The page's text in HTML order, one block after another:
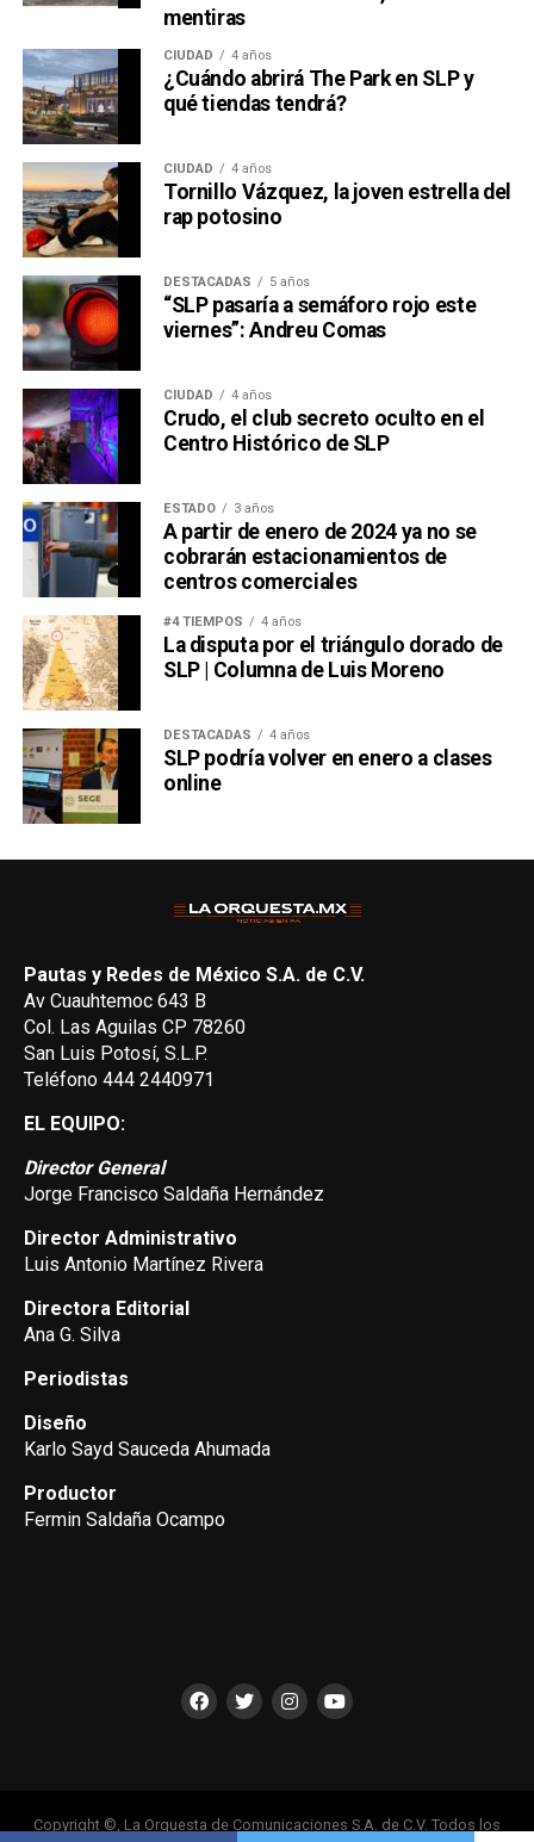
mentiras
CIUDAD 4 años
¿Cuándo abrirá The Park en SLP y
qué tiendas tendrá?
CIUDAD 4 años
Tornillo Vázquez, la joven estrella del
rap potosino
DESTACADAS 5 años
“SLP pasaría a semáforo rojo este
viernes”: Andreu Comas
CIUDAD 4 años
Crudo, el club secreto oculto en el
Centro Histórico de SLP
ESTADO 3 años
A partir de enero de 2024 ya no se
cobrarán estacionamientos de
centros comerciales
#4 TIEMPOS 4 años
La disputa por el triángulo dorado de
SLP | Columna de Luis Moreno
DESTACADAS 4 años
SLP podría volver en enero a clases
online
Pautas y Redes de México S.A. de C.V.
Av Cuauhtemoc 643 B
Col. Las Aguilas CP 78260
San Luis Potosí, S.L.P.
Teléfono 444 2440971
EL EQUIPO:
Director General
Jorge Francisco Saldaña Hernández
Director Administrativo
Luis Antonio Martínez Rivera
Directora Editorial
Ana G. Silva
Periodistas
Diseño
Karlo Sayd Sauceda Ahumada
Productor
Fermin Saldaña Ocampo
Copyright ©, La Orquesta de Comunicaciones S.A. de C.V. Todos los